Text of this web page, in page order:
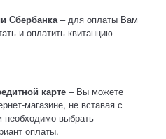
Сбербанка– для оплаты Вам
и оплатить квитанцию
карте – Вы можете
магазине, не вставая с
необходимо выбрать
оплаты.